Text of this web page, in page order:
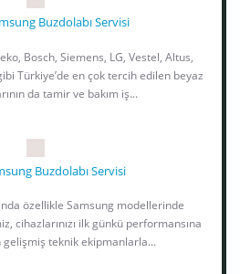
Buzdolabı Servisi
Bosch, Siemens, LG, Vestel, Altus,
Türkiye’de en çok tercih edilen beyaz
da tamir ve bakım iş...
Buzdolabı Servisi
özellikle Samsung modellerinde
cihazlarınızı ilk günkü performansına
teknik ekipmanlarla...